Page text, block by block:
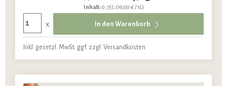
Inhalt:0.75L (19,00 € / 1L)
x In den Warenkorb
Inkl. gesetzl. MwSt. ggf. zzgl. Versandkosten